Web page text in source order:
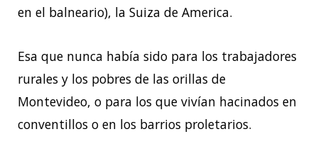
en el balneario), la Suiza de America.
Esa que nunca había sido para los trabajadores
rurales y los pobres de las orillas de
Montevideo, o para los que vivían hacinados en
conventillos o en los barrios proletarios.